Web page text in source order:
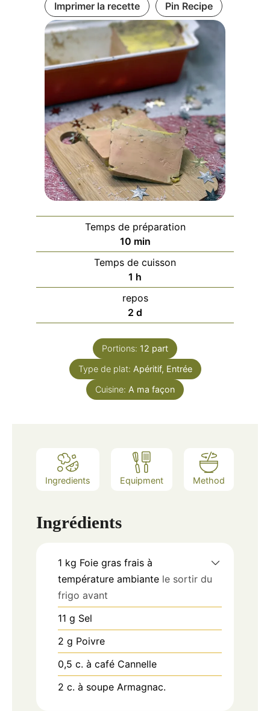
Imprimer la recette Pin Recipe
Temps de préparation
10minutes
min
Temps de cuisson
1 heure
h
repos
2 days
d
Portions: 12 part
Type de plat: Apéritif, Entrée
Cuisine: A ma façon
Ingredients Equipment Method
Ingrédients
1 kg Foie gras frais à
température ambiante le sortir du
frigo avant
11 g Sel
2 g Poivre
0,5 c. à café Cannelle
2 c. à soupe Armagnac.